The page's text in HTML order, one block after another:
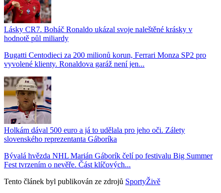
Lásky CR7. Boháč Ronaldo ukázal svoje naleštěné krásky v
hodnotě půl miliardy
Bugatti Centodieci za 200 milionů korun, Ferrari Monza SP2 pro
vyvolené klienty. Ronaldova garáž není jen...
Holkám dával 500 euro a já to udělala pro jeho oči. Zálety
slovenského reprezentanta Gáboríka
Bývalá hvězda NHL Marián Gáborík čelí po festivalu Big Summer
Fest tvrzením o nevěře. Část klíčových...
Tento článek byl publikován ze zdrojů SportyŽivě